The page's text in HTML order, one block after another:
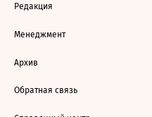
Редакция
Менеджмент
Архив
Обратная связь